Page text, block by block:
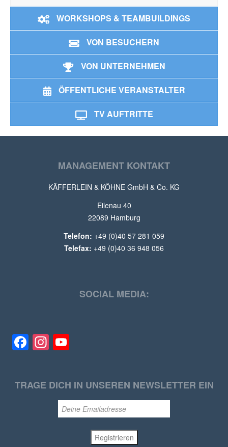
WORKSHOPS & TEAMBUILDINGS
VON BESUCHERN
VON UNTERNEHMEN
ÖFFENTLICHE VERANSTALTER
TV AUFTRITTE
MANAGEMENT KONTAKT
KÄFFERLEIN & KÖHNE GmbH & Co. KG
Eilenau 40
22089 Hamburg
Telefon: +49 (0)40 57 281 059
Telefax: +49 (0)40 36 948 056
SOCIAL MEDIA:
Facebook
Instagram
TRAGE DICH IN UNSEREN NEWSLETTER EIN